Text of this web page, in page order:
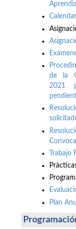
de la
2021
Plan